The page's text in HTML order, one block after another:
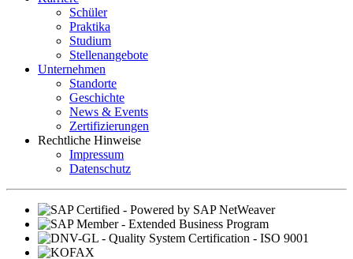
Schüler
Praktika
Studium
Stellenangebote
Unternehmen
Standorte
Geschichte
News & Events
Zertifizierungen
Rechtliche Hinweise
Impressum
Datenschutz